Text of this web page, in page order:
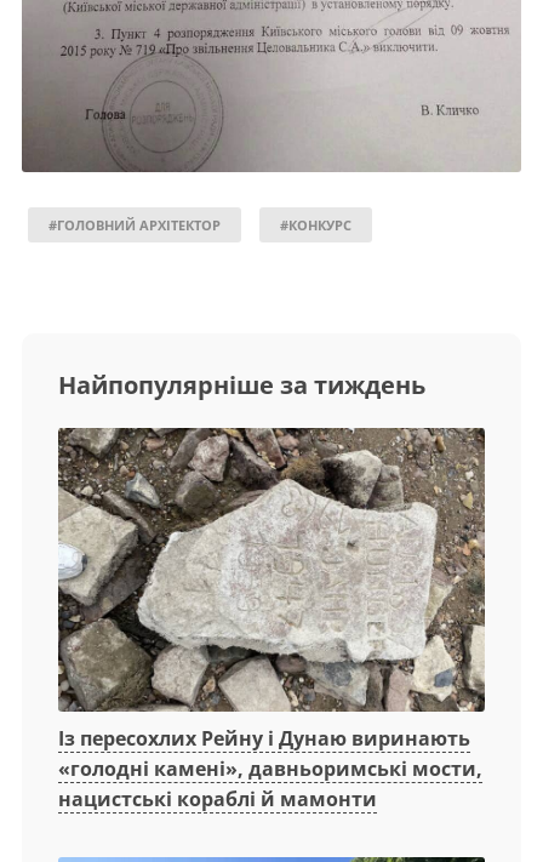
#ГОЛОВНИЙ АРХІТЕКТОР #КОНКУРС
Найпопулярніше за тиждень
Із пересохлих Рейну і Дунаю виринають
«голодні камені», давньоримські мости,
нацистські кораблі й мамонти